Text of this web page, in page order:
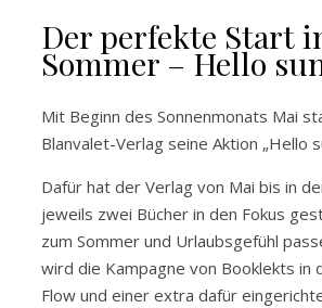
Der perfekte Start
Sommer – Hello
Mit Beginn des Sonnenmonats Mai
Blanvalet-Verlag seine Aktion „Hello
Dafür hat der Verlag von Mai bis in
jeweils zwei Bücher in den Fokus
zum Sommer und Urlaubsgefühl
wird die Kampagne von Booklekts in
Flow und einer extra dafür